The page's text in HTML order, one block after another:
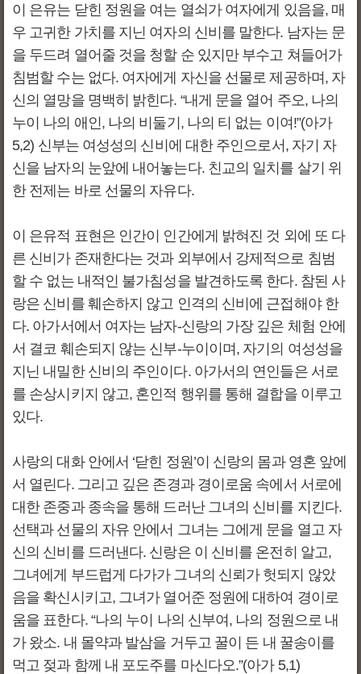
이 은유는 닫힌 정원을 여는 열쇠가 여자에게 있음을, 매
우 고귀한 가치를 지닌 여자의 신비를 말한다. 남자는 문
을 두드려 열어줄 것을 청할 순 있지만 부수고 쳐들어가
침범할 수는 없다. 여자에게 자신을 선물로 제공하며, 자
신의 열망을 명백히 밝힌다. “내게 문을 열어 주오, 나의
누이 나의 애인, 나의 비둘기, 나의 티 없는 이여!”(아가
5,2) 신부는 여성성의 신비에 대한 주인으로서, 자기 자
신을 남자의 눈앞에 내어놓는다. 친교의 일치를 살기 위
한 전제는 바로 선물의 자유다.
이 은유적 표현은 인간이 인간에게 밝혀진 것 외에 또 다
른 신비가 존재한다는 것과 외부에서 강제적으로 침범
할 수 없는 내적인 불가침성을 발견하도록 한다. 참된 사
랑은 신비를 훼손하지 않고 인격의 신비에 근접해야 한
다. 아가서에서 여자는 남자-신랑의 가장 깊은 체험 안에
서 결코 훼손되지 않는 신부-누이이며, 자기의 여성성을
지닌 내밀한 신비의 주인이다. 아가서의 연인들은 서로
를 손상시키지 않고, 혼인적 행위를 통해 결합을 이루고
있다.
사랑의 대화 안에서 ‘닫힌 정원’이 신랑의 몸과 영혼 앞에
서 열린다. 그리고 깊은 존경과 경이로움 속에서 서로에
대한 존중과 종속을 통해 드러난 그녀의 신비를 지킨다.
선택과 선물의 자유 안에서 그녀는 그에게 문을 열고 자
신의 신비를 드러낸다. 신랑은 이 신비를 온전히 알고,
그녀에게 부드럽게 다가가 그녀의 신뢰가 헛되지 않았
음을 확신시키고, 그녀가 열어준 정원에 대하여 경이로
움을 표한다. “나의 누이 나의 신부여, 나의 정원으로 내
가 왔소. 내 몰약과 발삼을 거두고 꿀이 든 내 꿀송이를
먹고 젖과 함께 내 포도주를 마신다오.”(아가 5,1)